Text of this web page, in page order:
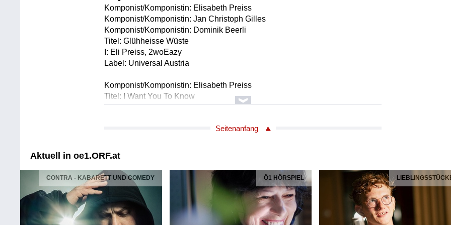
Komponist/Komponistin: Elisabeth Preiss
Komponist/Komponistin: Jan Christoph Gilles
Komponist/Komponistin: Dominik Beerli
Titel: Glühheisse Wüste
I: Eli Preiss, 2woEazy
Label: Universal Austria
Komponist/Komponistin: Elisabeth Preiss
Titel: I Want You To Know
I: Eli Preiss
Komponist/Komponistin: Mark Gregor
I: Eli Preiss
Label: Momimadeit / Universal Austria
Komponist/Komponistin: Franz Bibiza
Komponist/Komponistin: Demian Pengg-Bührlen
Seitenanfang
Aktuell in oe1.ORF.at
CONTRA - KABARETT UND COMEDY Ö1 HÖRSPIEL